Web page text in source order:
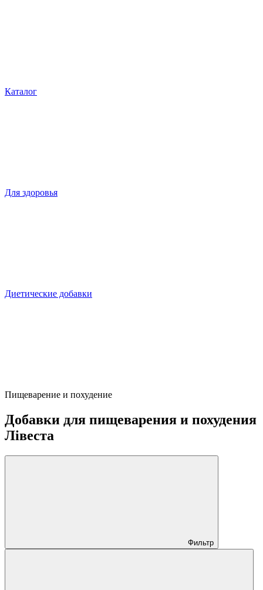
Каталог
Для здоровья
Диетические добавки
Пищеварение и похудение
Добавки для пищеварения и похудения
Лівеста
Фильтр